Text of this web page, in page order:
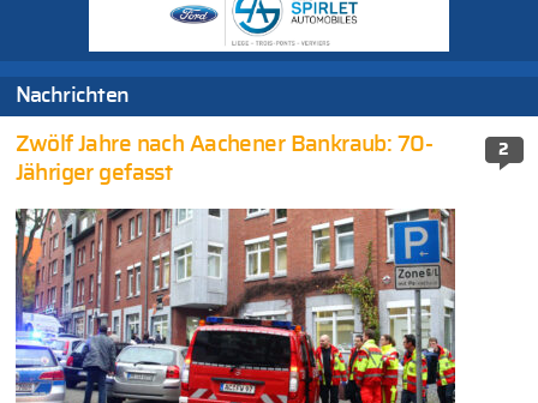
Nachrichten
2
Zwölf Jahre nach Aachener Bankraub: 70-
Jähriger gefasst